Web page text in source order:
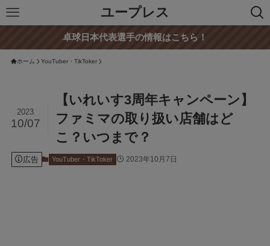
ユープレス
卓球日本代表選手の情報はこちら！
ホーム YouTuber・TikToker
【いれいす3周年キャンペーン】
ファミマの取り扱い店舗はど
こ？いつまで？
2023
10/07
広告 YouTuber・TikToker 2023年10月7日